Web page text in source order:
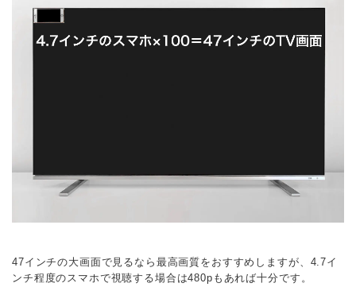
47インチの大画面で見るなら最高画質をおすすめしますが、4.7イ
ンチ程度のスマホで視聴する場合は480pもあれば十分です。